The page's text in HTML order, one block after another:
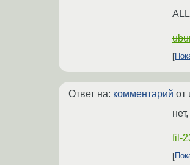
Ответ на: комментарий от
fil-